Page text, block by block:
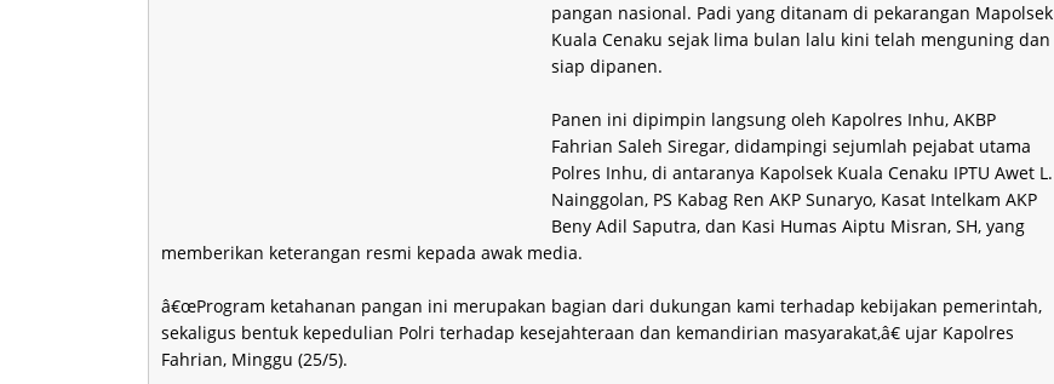
pangan nasional. Padi yang ditanam di pekarangan Mapolsek
Kuala Cenaku sejak lima bulan lalu kini telah menguning dan
siap dipanen.
Panen ini dipimpin langsung oleh Kapolres Inhu, AKBP
Fahrian Saleh Siregar, didampingi sejumlah pejabat utama
Polres Inhu, di antaranya Kapolsek Kuala Cenaku IPTU Awet L.
Nainggolan, PS Kabag Ren AKP Sunaryo, Kasat Intelkam AKP
Beny Adil Saputra, dan Kasi Humas Aiptu Misran, SH, yang
memberikan keterangan resmi kepada awak media.
â€œProgram ketahanan pangan ini merupakan bagian dari dukungan kami terhadap kebijakan pemerintah,
sekaligus bentuk kepedulian Polri terhadap kesejahteraan dan kemandirian masyarakat,â€ ujar Kapolres
Fahrian, Minggu (25/5).